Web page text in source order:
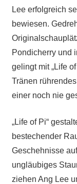
Lee erfolgreich
bewiesen.
Pondicherry und
gelingt mit „Life
Tränen
einer noch nie
„Life of Pi“
bestechender
Geschehnisse
ungläubiges
ziehen Ang Lee